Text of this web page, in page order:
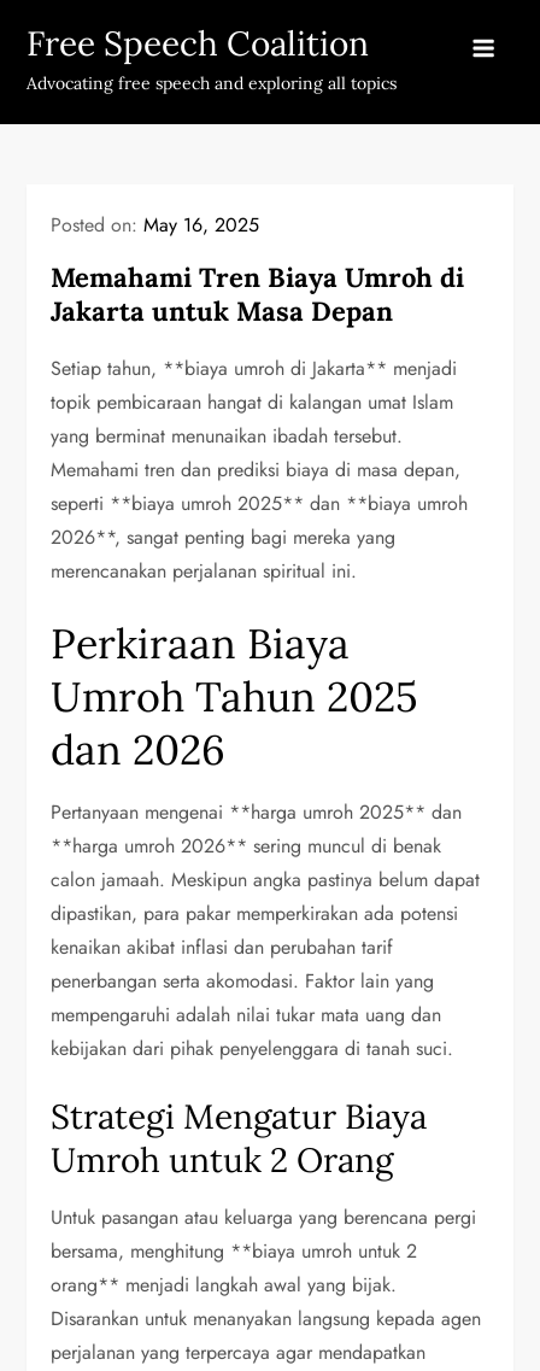
content
Free Speech Coalition
Advocating free speech and exploring all topics
Posted on:May 16, 2025
Memahami Tren Biaya Umroh di
Jakarta untuk Masa Depan
Setiap tahun, **biaya umroh di Jakarta** menjadi
topik pembicaraan hangat di kalangan umat Islam
yang berminat menunaikan ibadah tersebut.
Memahami tren dan prediksi biaya di masa depan,
seperti **biaya umroh 2025** dan **biaya umroh
2026**, sangat penting bagi mereka yang
merencanakan perjalanan spiritual ini.
Perkiraan Biaya
Umroh Tahun 2025
dan 2026
Pertanyaan mengenai **harga umroh 2025** dan
**harga umroh 2026** sering muncul di benak
calon jamaah. Meskipun angka pastinya belum dapat
dipastikan, para pakar memperkirakan ada potensi
kenaikan akibat inflasi dan perubahan tarif
penerbangan serta akomodasi. Faktor lain yang
mempengaruhi adalah nilai tukar mata uang dan
kebijakan dari pihak penyelenggara di tanah suci.
Strategi Mengatur Biaya
Umroh untuk 2 Orang
Untuk pasangan atau keluarga yang berencana pergi
bersama, menghitung **biaya umroh untuk 2
orang** menjadi langkah awal yang bijak.
Disarankan untuk menanyakan langsung kepada agen
perjalanan yang terpercaya agar mendapatkan